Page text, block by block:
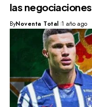
las negociaciones
ByNoventa Total 1 año ago